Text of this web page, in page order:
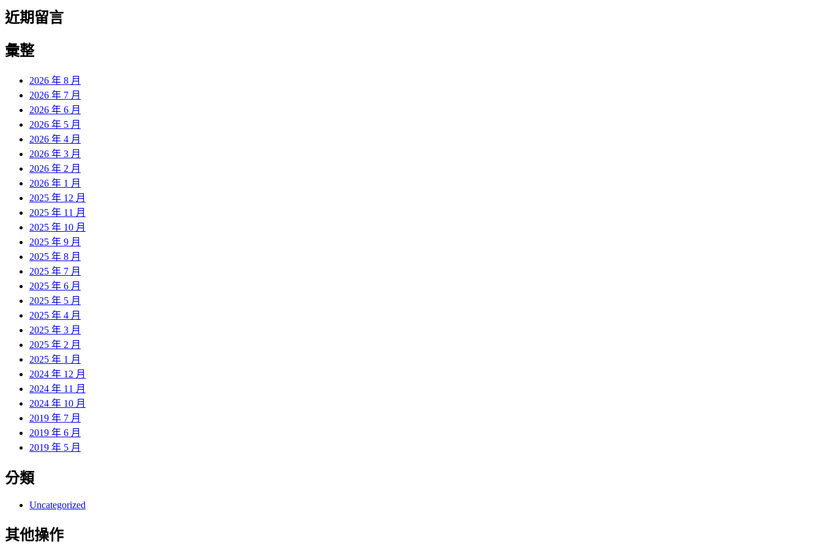
近期留言
彙整
2026 年 8 月
2026 年 7 月
2026 年 6 月
2026 年 5 月
2026 年 4 月
2026 年 3 月
2026 年 2 月
2026 年 1 月
2025 年 12 月
2025 年 11 月
2025 年 10 月
2025 年 9 月
2025 年 8 月
2025 年 7 月
2025 年 6 月
2025 年 5 月
2025 年 4 月
2025 年 3 月
2025 年 2 月
2025 年 1 月
2024 年 12 月
2024 年 11 月
2024 年 10 月
2019 年 7 月
2019 年 6 月
2019 年 5 月
分類
Uncategorized
其他操作